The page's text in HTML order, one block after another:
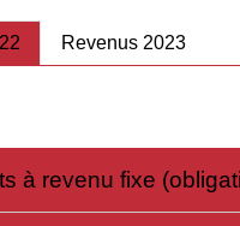
Revenus 2023
à revenu fixe